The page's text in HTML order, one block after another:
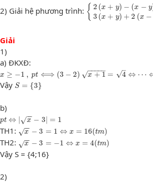
2) Giải hệ phương trình: { 2 (x + y) − (x − y
3 (x + y) + 2 (x −
{2(x+y)−(x− y)=5 3
Giải
1)
a) ĐKXĐ:
x ≥ −1 , pt ⟺ (3 − 2) x +1
− −
−−−
√ = 4
–
√ ⇔ ⋯
x≥− 1 ,p t 2 = ⇔⋯⇔ tm
Vậy S = {3}
S= 3 }
b)
pt ⇔ | x
−
−
√ − 3| = 1
pt x −3
TH1:
x
−
−
√ − 3 = 1 ⇔ x = 16(tm)
x −3 1 ⇔ =
TH2:
x
−
−
√ − 3 = −1 ⇔ x = 4(tm)
x −3 − =
Vậy S = {4;16}
2)